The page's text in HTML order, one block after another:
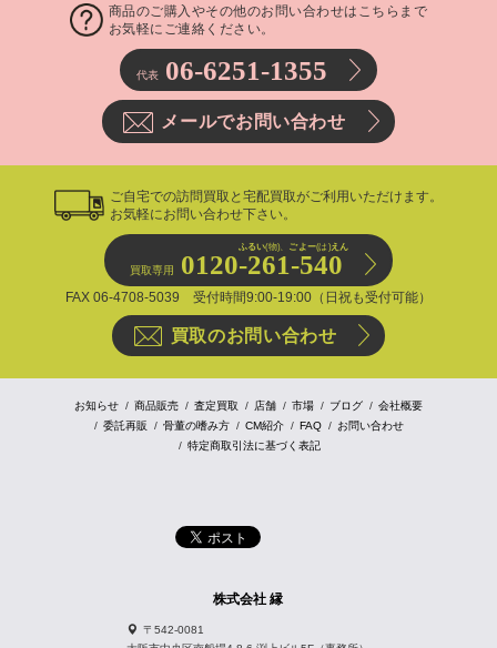
商品のご購入やその他のお問い合わせはこちらまで
お気軽にご連絡ください。
代表 06-6251-1355
メールでお問い合わせ
ご自宅での訪問買取と宅配買取がご利用いただけます。
お気軽にお問い合わせ下さい。
ふるい(物)、 ごよー(は)えん
買取専用 0120-261-540
FAX 06-4708-5039 受付時間9:00-19:00（日祝も受付可能）
買取のお問い合わせ
お知らせ 商品販売 査定買取 店舗 市場 ブログ
会社概要
委託再販
骨董の嗜み方 CM紹介 FAQ
お問い合わせ
特定商取引法に基づく表記
株式会社 縁
〒542-0081